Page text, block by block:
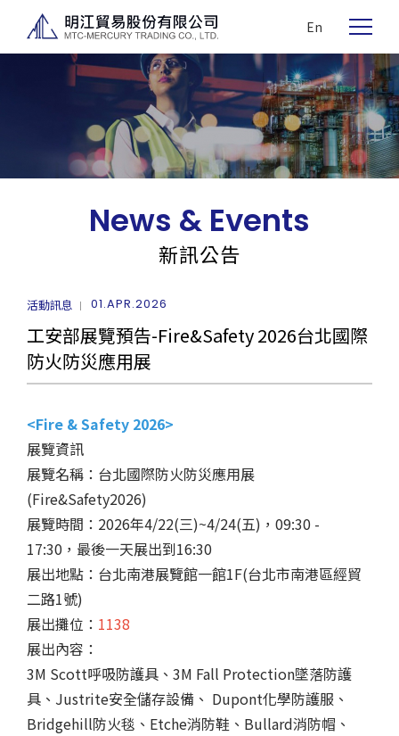
En
News & Events
新訊公告
活動訊息 01.APR.2026
工安部展覽預告-Fire&Safety 2026台北國際
防火防災應用展
<Fire & Safety 2026>
展覽資訊
展覽名稱：台北國際防火防災應用展
(Fire&Safety2026)
展覽時間：2026年4/22(三)~4/24(五)，09:30 -
17:30，最後一天展出到16:30
展出地點：台北南港展覽館一館1F(台北市南港區經貿
二路1號)
展出攤位： 1138
展出內容：
3M Scott呼吸防護具、3M Fall Protection墜落防護
具、Justrite安全儲存設備、 Dupont化學防護服、
Bridgehill防火毯、Etche消防鞋、Bullard消防帽、